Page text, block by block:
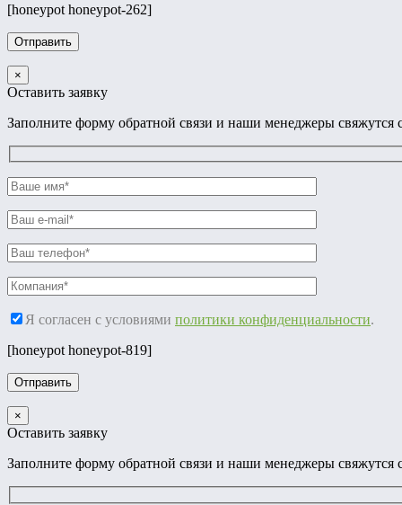
[honeypot honeypot-262]
×
Оставить заявку
Заполните форму обратной связи и наши менеджеры свяжутся
Я согласен с условиями политики конфиденциальности.
[honeypot honeypot-819]
×
Оставить заявку
Заполните форму обратной связи и наши менеджеры свяжутся